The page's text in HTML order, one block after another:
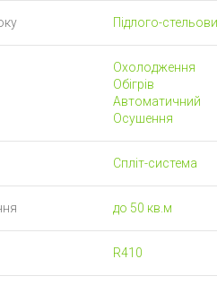
Підлого-
Охолодження
Обігрів
Автоматичний
Осушення
Спліт-система
до 50 кв.м
R410